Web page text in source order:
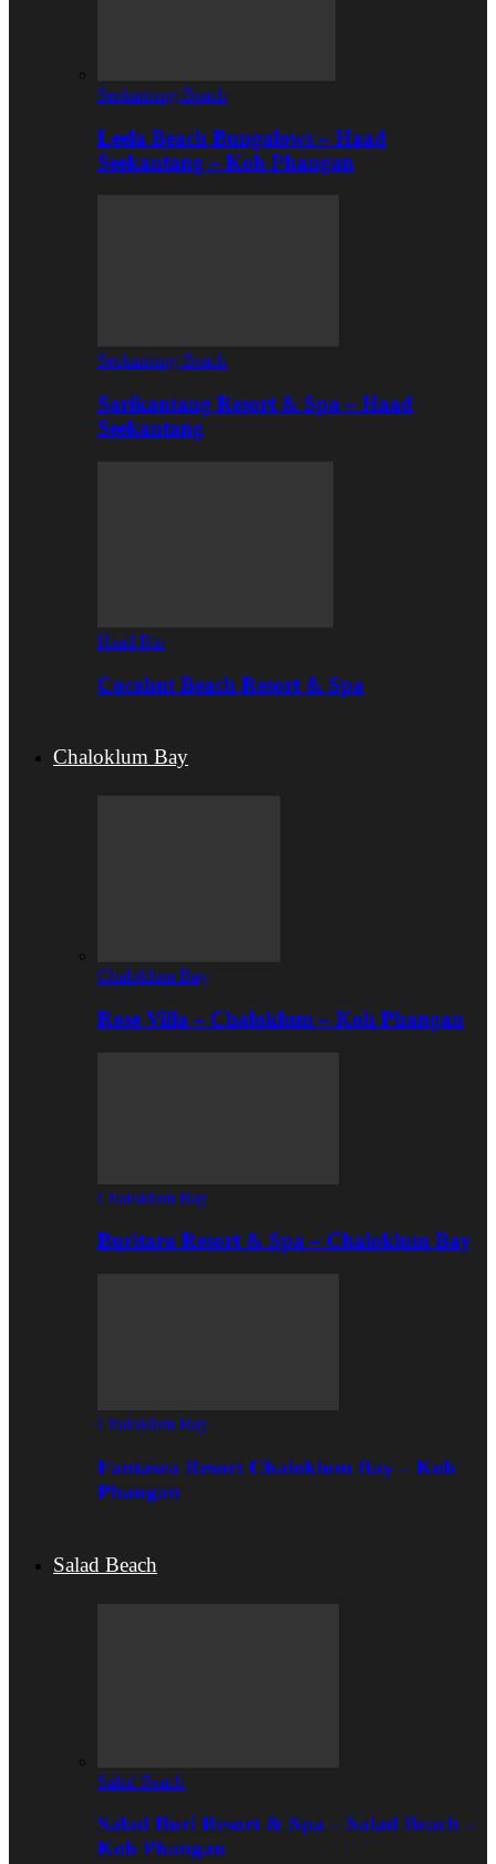
Seekantang Beach
Leela Beach Bungalows – Haad
Seekantang – Koh Phangan
Seekantang Beach
Sarikantang Resort & Spa – Haad
Seekantang
Haad Rin
Cocohut Beach Resort & Spa
Chaloklum Bay
Chaloklum Bay
Rose Villa – Chaloklum – Koh Phangan
Chaloklum Bay
Buritara Resort & Spa – Chaloklum Bay
Chaloklum Bay
Fantasea Resort Chaloklum Bay – Koh
Phangan
Salad Beach
Salad Beach
Salad Buri Resort & Spa – Salad Beach –
Koh Phangan